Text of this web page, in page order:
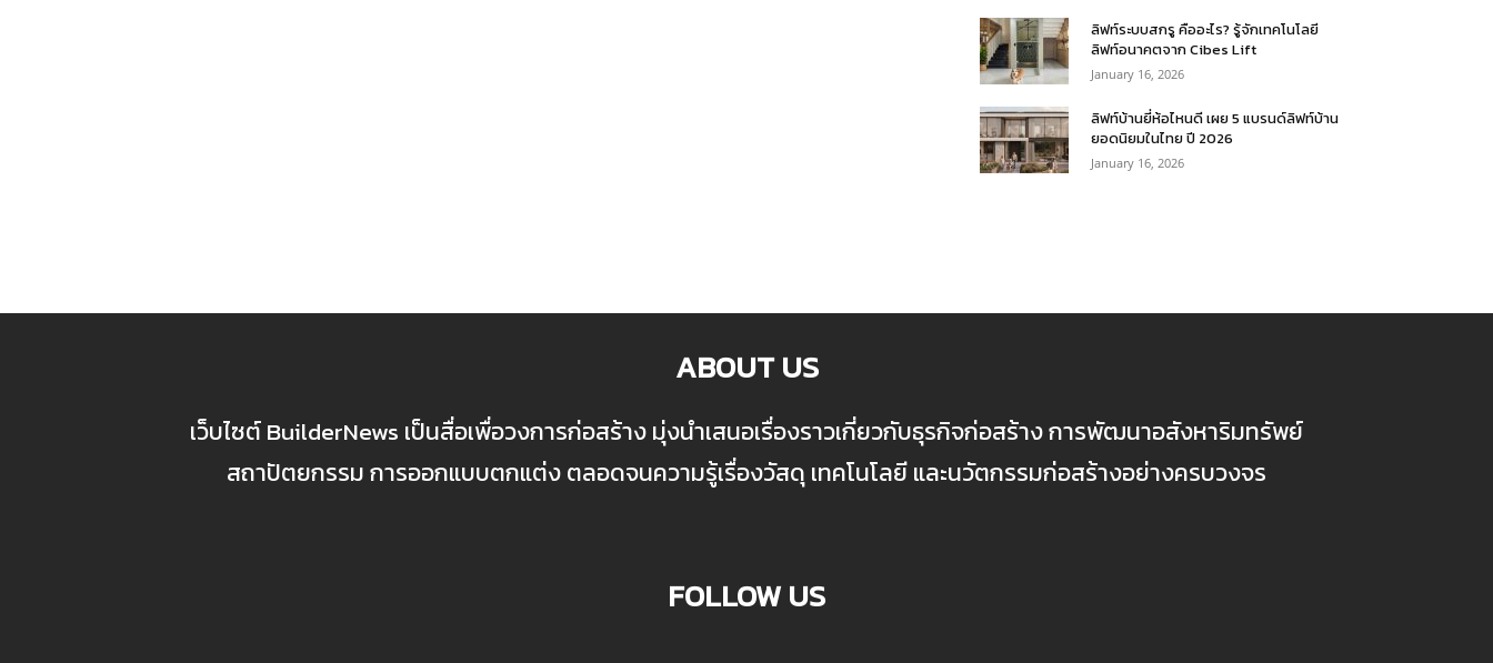
ลิฟท์ระบบสกรู คืออะไร? รู้จักเทคโนโลยี
ลิฟท์อนาคตจาก Cibes Lift
January 16, 2026
ลิฟท์บ้านยี่ห้อไหนดี เผย 5 แบรนด์ลิฟท์บ้าน
ยอดนิยมในไทย ปี 2026
January 16, 2026
ABOUT US
เว็บไซต์ BuilderNews เป็นสื่อเพื่อวงการก่อสร้าง มุ่งนำเสนอเรื่องราวเกี่ยวกับธุรกิจก่อสร้าง การพัฒนาอสังหาริมทรัพย์
สถาปัตยกรรม การออกแบบตกแต่ง ตลอดจนความรู้เรื่องวัสดุ เทคโนโลยี และนวัตกรรมก่อสร้างอย่างครบวงจร
FOLLOW US